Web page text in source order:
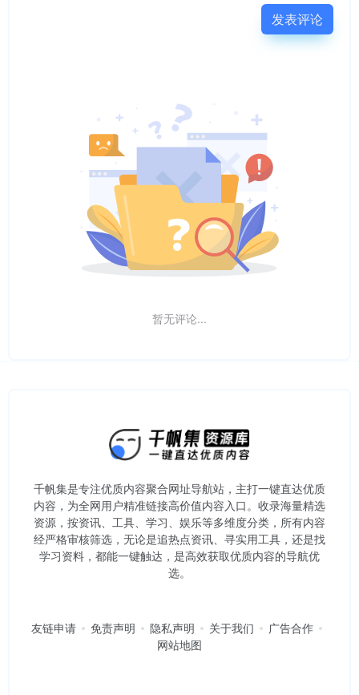
发表评论
暂无评论...
千帆集是专注优质内容聚合网址导航站，主打一键直达优质
内容，为全网用户精准链接高价值内容入口。​收录海量精选
资源，按资讯、工具、学习、娱乐等多维度分类，所有内容
经严格审核筛选，无论是追热点资讯、寻实用工具，还是找
学习资料，都能一键触达，是高效获取优质内容的导航优
选。
友链申请 免责声明 隐私声明 关于我们
广告合作
网站地图